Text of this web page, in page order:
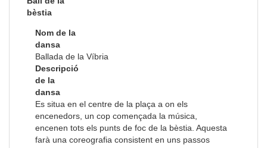
bèstia
Nom de la
dansa
Ballada de la Víbria
Descripció
de la
dansa
Es situa en el centre de la plaça a on els
encenedors, un cop començada la música,
encenen tots els punts de foc de la bèstia. Aquesta
farà una coreografia consistent en uns passos